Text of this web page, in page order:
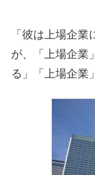
「彼は上場企
が、「上場企業
る」「上場企業